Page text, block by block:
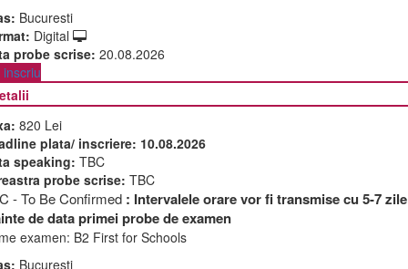
Bucuresti
Digital
probe scrise: 20.08.2026
820 Lei
plata/ inscriere: 10.08.2026
speaking: TBC
probe scrise: TBC
- To Be Confirmed : Intervalele orare vor fi transmise cu 5-7 zile
de data primei probe de examen
examen: B2 First for Schools
Bucuresti